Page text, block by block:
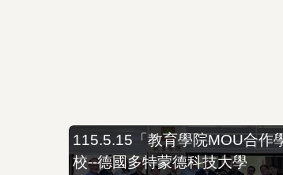
115.5.15「教育學院MOU合作
校--德國多特蒙德科技大學